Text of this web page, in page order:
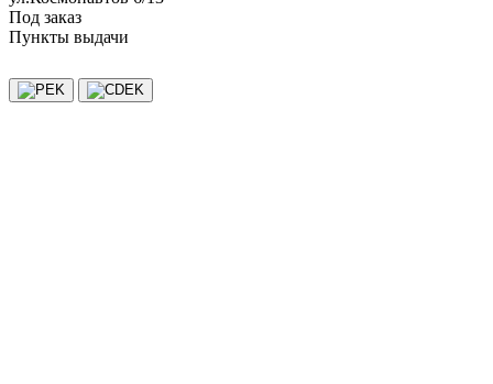
Под заказ
Пункты выдачи